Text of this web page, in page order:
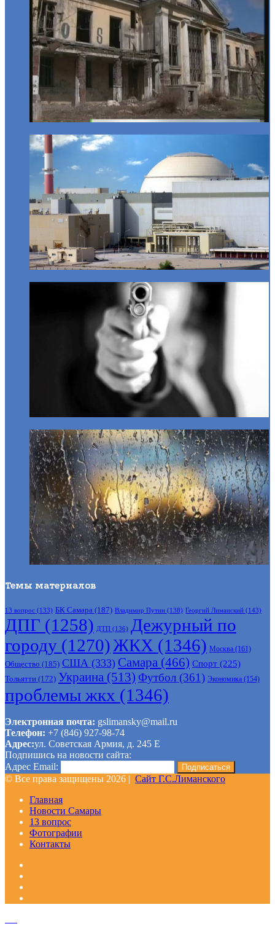
Темы материалов
13 вопрос (133) БК Самара (187) Владимир Путин (138) Георгий Лиманский (143)
ДПГ (1258) ДТП (136) Дежурный по
городу (1270)ЖКХ (1346) Москва (161)
Общество (185) США (333) Самара (466) Спорт (225)
Тольятти (172) Украина (513) Футбол (361) Экономика (154)
проблемы жкх (1346)
Электронная почта: gslimansky@mail.ru
Телефон: +7 (846) 927-98-74
Адрес:ул. Советская Армия, д. 245 Е
Подпишись на новости сайта:
Адрес Email:
© Все права защищены 2026 | Сайт Г.С.Лиманского
Главная
Новости Самары
13 вопрос
Фотографии
Контакты